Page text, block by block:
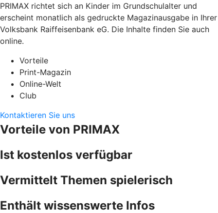
PRIMAX richtet sich an Kinder im Grundschulalter und
erscheint monatlich als gedruckte Magazinausgabe in Ihrer
Volksbank Raiffeisenbank eG. Die Inhalte finden Sie auch
online.
Vorteile
Print-Magazin
Online-Welt
Club
Kontaktieren Sie uns
Vorteile von PRIMAX
Ist kostenlos verfügbar
Vermittelt Themen spielerisch
Enthält wissenswerte Infos